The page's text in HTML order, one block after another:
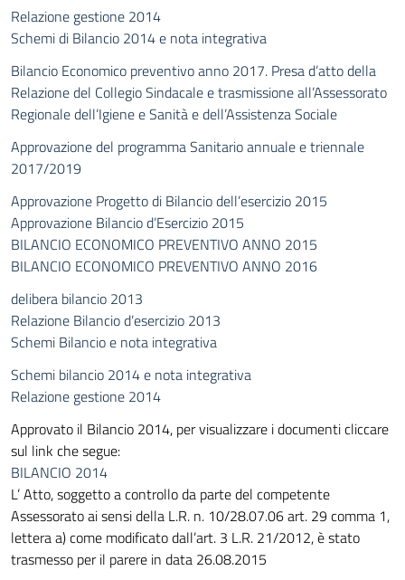
Relazione gestione 2014
Schemi di Bilancio 2014 e nota integrativa
Bilancio Economico preventivo anno 2017. Presa d’atto della
Relazione del Collegio Sindacale e trasmissione all’Assessorato
Regionale dell’Igiene e Sanità e dell’Assistenza Sociale
Approvazione del programma Sanitario annuale e triennale
2017/2019
Approvazione Progetto di Bilancio dell’esercizio 2015
Approvazione Bilancio d’Esercizio 2015
BILANCIO ECONOMICO PREVENTIVO ANNO 2015
BILANCIO ECONOMICO PREVENTIVO ANNO 2016
delibera bilancio 2013
Relazione Bilancio d’esercizio 2013
Schemi Bilancio e nota integrativa
Schemi bilancio 2014 e nota integrativa
Relazione gestione 2014
Approvato il Bilancio 2014, per visualizzare i documenti cliccare
sul link che segue:
BILANCIO 2014
L’ Atto, soggetto a controllo da parte del competente
Assessorato ai sensi della L.R. n. 10/28.07.06 art. 29 comma 1,
lettera a) come modificato dall’art. 3 L.R. 21/2012, è stato
trasmesso per il parere in data 26.08.2015